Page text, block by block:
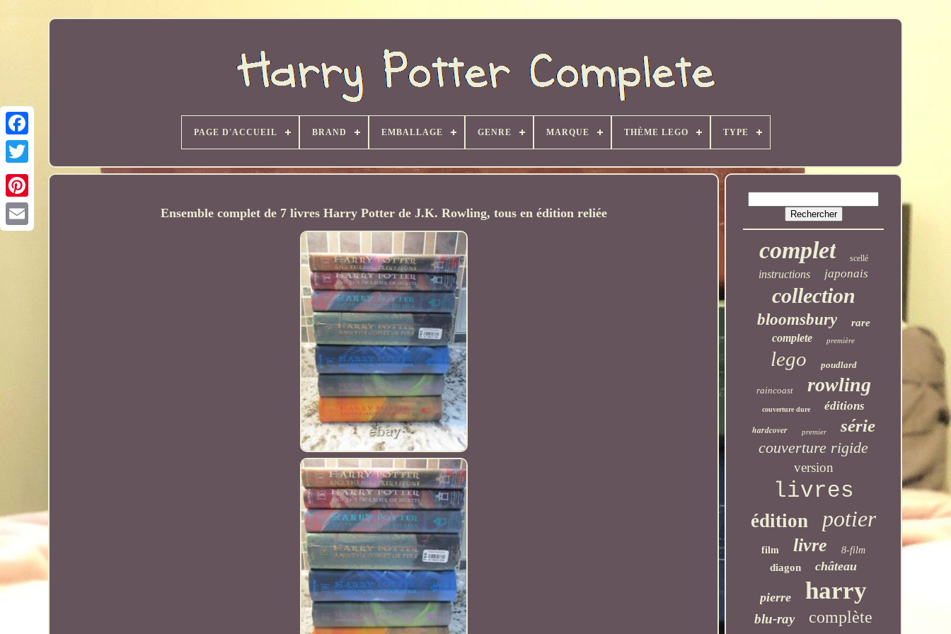
PAGE D'ACCUEIL BRAND EMBALLAGE GENRE MARQUE THÈME LEGO TYPE
Ensemble complet de 7 livres Harry Potter de J.K. Rowling, tous en édition reliée
complet scellé
instructions japonais
collection
bloomsbury rare
complete première
lego poudlard
raincoast rowling
couverture dure éditions
hardcover premier série
couverture rigide
version
livres
édition potier
film livre 8-film
diagon château
pierre harry
blu-ray complète